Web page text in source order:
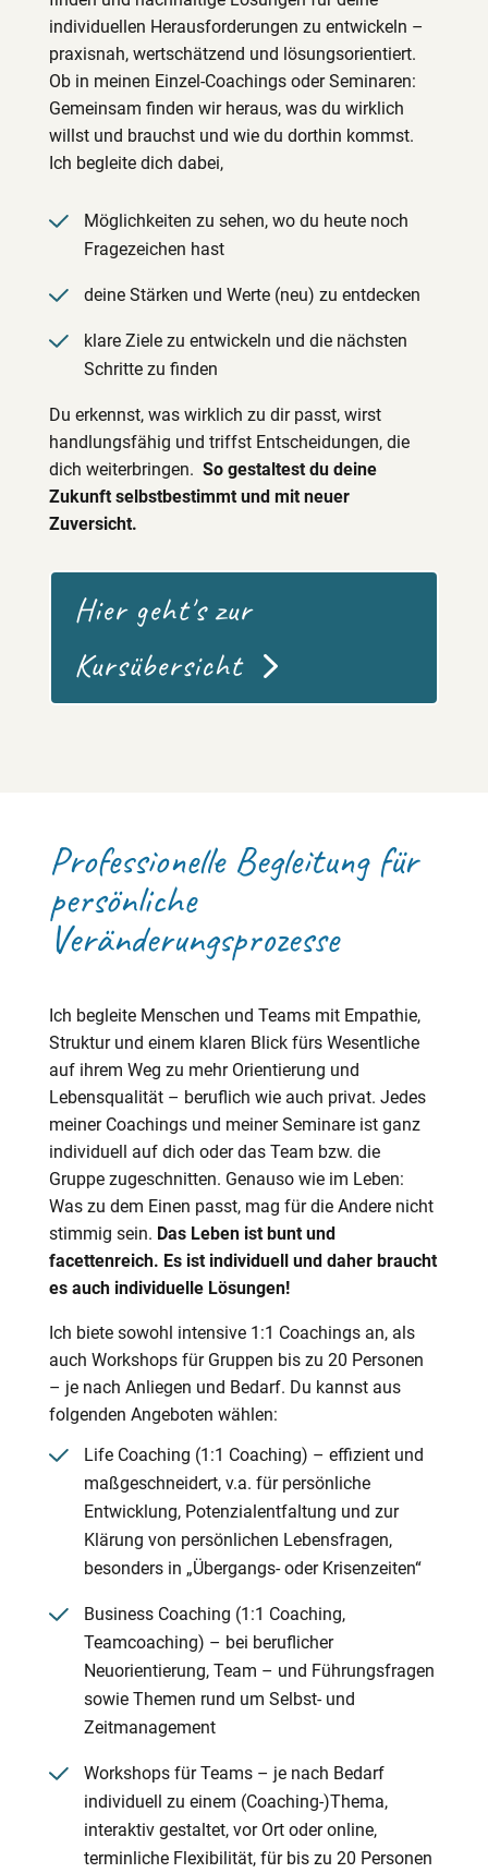
individuellen Herausforderungen zu entwickeln –
praxisnah, wertschätzend und lösungsorientiert.
Ob in meinen Einzel-Coachings oder Seminaren:
Gemeinsam finden wir heraus, was du wirklich
willst und brauchst und wie du dorthin kommst.
Ich begleite dich dabei,
Möglichkeiten zu sehen, wo du heute noch
Fragezeichen hast
deine Stärken und Werte (neu) zu entdecken
klare Ziele zu entwickeln und die nächsten
Schritte zu finden
Du erkennst, was wirklich zu dir passt, wirst
handlungsfähig und triffst Entscheidungen, die
dich weiterbringen. So gestaltest du deine
Zukunft selbstbestimmt und mit neuer
Zuversicht.
Hier geht's zur
Kursübersicht
Professionelle Begleitung für
persönliche
Veränderungsprozesse
Ich begleite Menschen und Teams mit Empathie,
Struktur und einem klaren Blick fürs Wesentliche
auf ihrem Weg zu mehr Orientierung und
Lebensqualität – beruflich wie auch privat. Jedes
meiner Coachings und meiner Seminare ist ganz
individuell auf dich oder das Team bzw. die
Gruppe zugeschnitten. Genauso wie im Leben:
Was zu dem Einen passt, mag für die Andere nicht
stimmig sein. Das Leben ist bunt und
facettenreich. Es ist individuell und daher braucht
es auch individuelle Lösungen!
Ich biete sowohl intensive 1:1 Coachings an, als
auch Workshops für Gruppen bis zu 20 Personen
– je nach Anliegen und Bedarf. Du kannst aus
folgenden Angeboten wählen:
Life Coaching (1:1 Coaching) – effizient und
maßgeschneidert, v.a. für persönliche
Entwicklung, Potenzialentfaltung und zur
Klärung von persönlichen Lebensfragen,
besonders in „Übergangs- oder Krisenzeiten“
Business Coaching (1:1 Coaching,
Teamcoaching) – bei beruflicher
Neuorientierung, Team – und Führungsfragen
sowie Themen rund um Selbst- und
Zeitmanagement
Workshops für Teams – je nach Bedarf
individuell zu einem (Coaching-)Thema,
interaktiv gestaltet, vor Ort oder online,
terminliche Flexibilität, für bis zu 20 Personen